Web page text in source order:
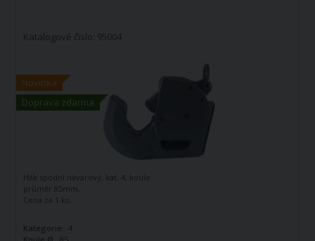
Novinka
Doprava zdarma
Katalogové číslo: 95004
Hák spodní návarový, kat. 4, koule
průměr 85mm.
Cena za 1 ks.
Kategorie:
4